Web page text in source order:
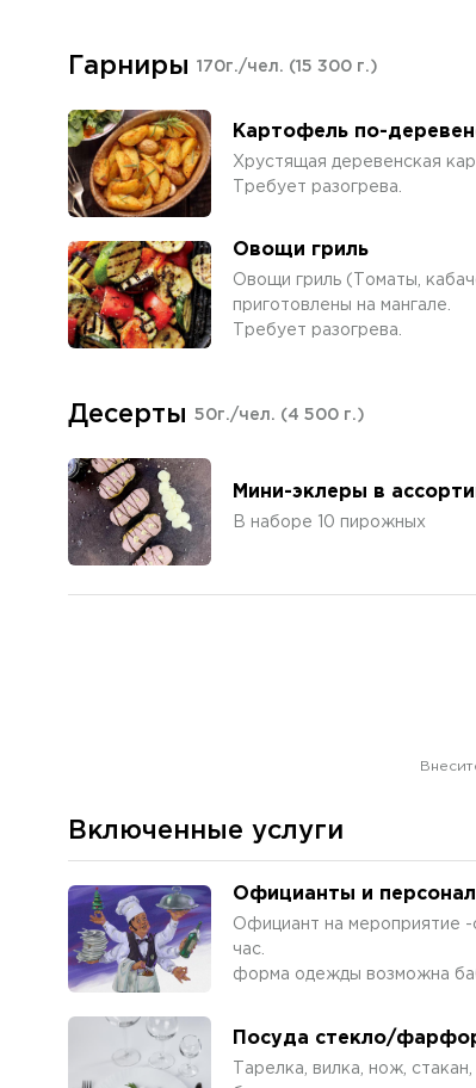
Гарниры 170г./чел. (15 300 г.)
Картофель по-
Хрустящая деревенская
Требует разогрева.
Овощи гриль
Овощи гриль (Томаты,
приготовлены на мангале.
Требует разогрева.
Десерты 50г./чел. (4 500 г.)
Мини-эклеры в
В наборе 10 пирожных
Включенные услуги
Официанты и персонал
Официант на мероприятие -
час.
форма одежды возможна
Посуда стекло/
Тарелка, вилка, нож,